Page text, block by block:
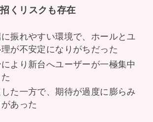
くリスクも存在
振れやすい環境で、ホールとユ
が不安定になりがちだった
より新台へユーザーが一極集中
た一方で、期待が過度に膨らみ
あった